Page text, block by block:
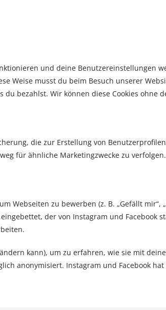
und deine Benutzereinstellungen
Weise musst du beim Besuch unserer
bezahlst. Wir können diese Cookies ohne
die zur Erstellung von
für ähnliche Marketingzwecke zu verfolgen.
zu bewerben (z. B. „Gefällt mir“,
der von Instagram und Facebook
kann), um zu erfahren, wie sie mit
anonymisiert. Instagram und Facebook